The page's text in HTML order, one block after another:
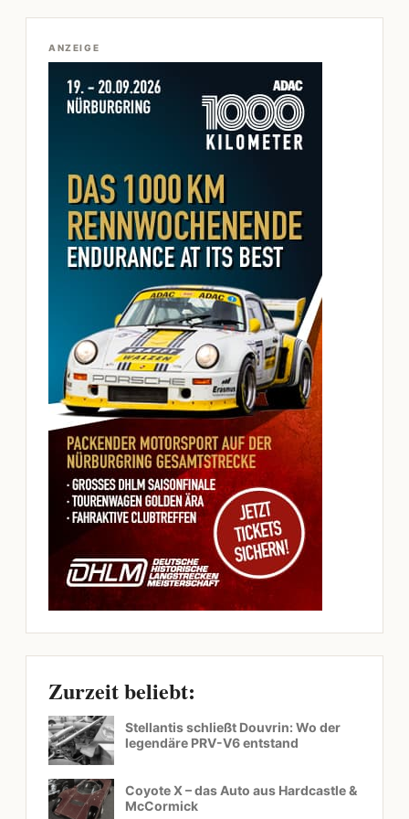
ANZEIGE
Zurzeit beliebt:
Stellantis schließt Douvrin: Wo der
legendäre PRV-V6 entstand
Coyote X – das Auto aus Hardcastle &
McCormick